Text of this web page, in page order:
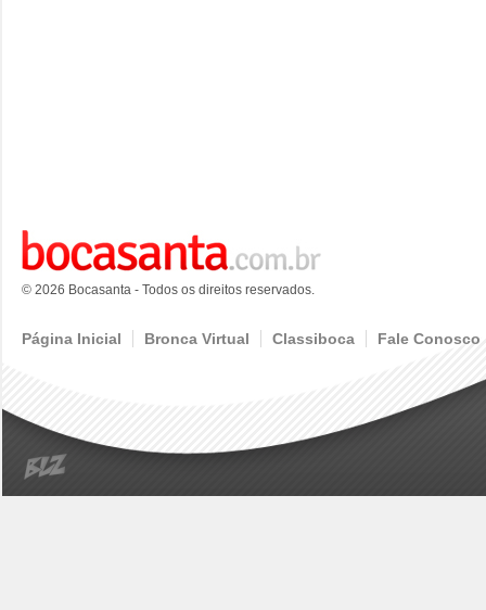
© 2026 Bocasanta - Todos os direitos reservados.
Página Inicial Bronca Virtual Classiboca Fale Conosco